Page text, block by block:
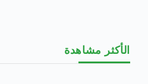
الأكثر مشاهدة